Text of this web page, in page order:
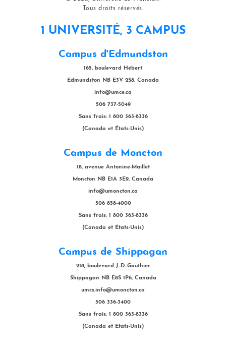
Tous droits réservés.
1 UNIVERSITÉ, 3 CAMPUS
Campus d'Edmundston
165, boulevard Hébert
Edmundston NB E3V 2S8, Canada
info@umce.ca
506 737-5049
Sans frais: 1 800 363-8336
(Canada et États-Unis)
Campus de Moncton
18, avenue Antonine-Maillet
Moncton NB E1A 3E9, Canada
info@umoncton.ca
506 858-4000
Sans frais: 1 800 363-8336
(Canada et États-Unis)
Campus de Shippagan
218, boulevard J.-D.-Gauthier
Shippagan NB E8S 1P6, Canada
umcs.info@umoncton.ca
506 336-3400
Sans frais: 1 800 363-8336
(Canada et États-Unis)